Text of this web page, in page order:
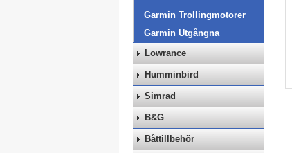
Garmin Trollingmotorer
Garmin Utgångna
Lowrance
Humminbird
Simrad
B&G
Båttillbehör